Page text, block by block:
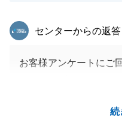
続
東急リバブル
センターからの返答
お客様アンケートにご
心より感謝申し上げま